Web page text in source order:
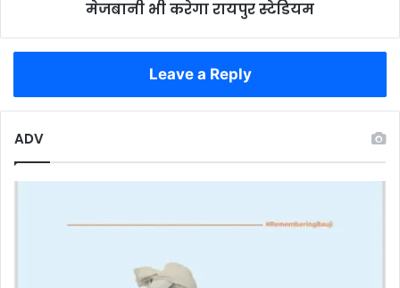
स्टेडियम
मेजबानी भी करेगा रायपुर स्टेडियम
Leave a Reply
ADV